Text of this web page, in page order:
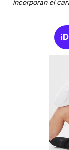
incorporan el